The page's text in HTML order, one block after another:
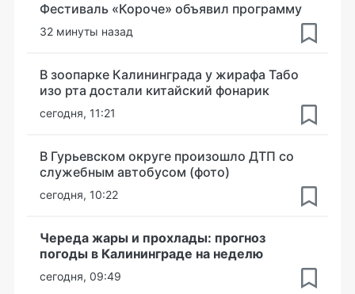
Фестиваль «Короче» объявил программу
32 минуты назад
В зоопарке Калининграда у жирафа Табо
изо рта достали китайский фонарик
сегодня, 11:21
В Гурьевском округе произошло ДТП со
служебным автобусом (фото)
сегодня, 10:22
Череда жары и прохлады: прогноз
погоды в Калининграде на неделю
сегодня, 09:49